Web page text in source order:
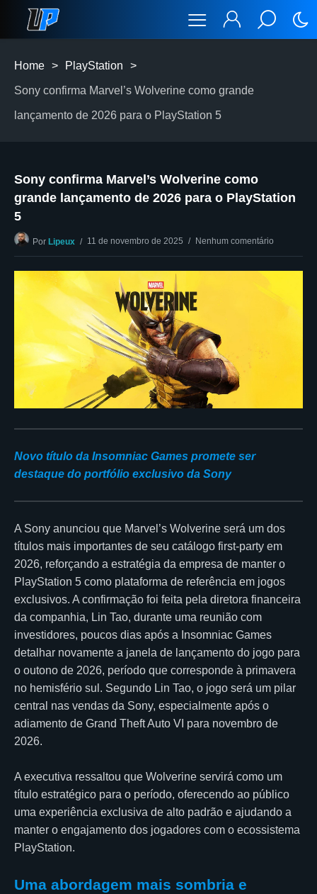
Home > PlayStation >
Sony confirma Marvel’s Wolverine como grande
lançamento de 2026 para o PlayStation 5
Sony confirma Marvel’s Wolverine como
grande lançamento de 2026 para o PlayStation
5
Por Lipeux 11 de novembro de 2025 Nenhum comentário
Novo título da Insomniac Games promete ser
destaque do portfólio exclusivo da Sony
A Sony anunciou que Marvel’s Wolverine será um dos
títulos mais importantes de seu catálogo first-party em
2026, reforçando a estratégia da empresa de manter o
PlayStation 5 como plataforma de referência em jogos
exclusivos. A confirmação foi feita pela diretora financeira
da companhia, Lin Tao, durante uma reunião com
investidores, poucos dias após a Insomniac Games
detalhar novamente a janela de lançamento do jogo para
o outono de 2026, período que corresponde à primavera
no hemisfério sul. Segundo Lin Tao, o jogo será um pilar
central nas vendas da Sony, especialmente após o
adiamento de Grand Theft Auto VI para novembro de
2026.
A executiva ressaltou que Wolverine servirá como um
título estratégico para o período, oferecendo ao público
uma experiência exclusiva de alto padrão e ajudando a
manter o engajamento dos jogadores com o ecossistema
PlayStation.
Uma abordagem mais sombria e